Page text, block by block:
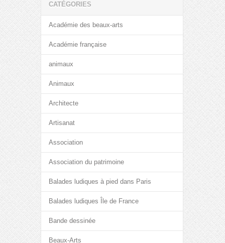
CATÉGORIES
Académie des beaux-arts
Académie française
animaux
Animaux
Architecte
Artisanat
Association
Association du patrimoine
Balades ludiques à pied dans Paris
Balades ludiques Île de France
Bande dessinée
Beaux-Arts